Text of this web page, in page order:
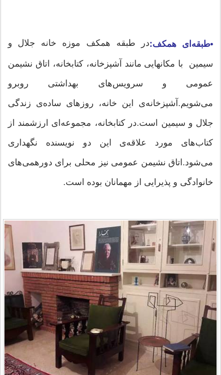
•طبقه‌ای همکف:در طبقه همکف موزه خانه جلال و
سیمین با مکانهایی مانند آشپزخانه، کتابخانه، اتاق نشیمن
عمومی و سرویس‌های بهداشتی روبرو
می‌شویم.آشپزخانه‌ی این خانه، روزهای ساده‌ی زندگی
جلال و سیمین است.در کتابخانه، مجموعه‌ای ارزشمند از
کتاب‌های مورد علاقه‌ی این دو نویسنده نگهداری
می‌شود.اتاق نشیمن عمومی نیز محلی برای دورهمی‌های
خانوادگی و پذیرایی از مهمانان بوده است.